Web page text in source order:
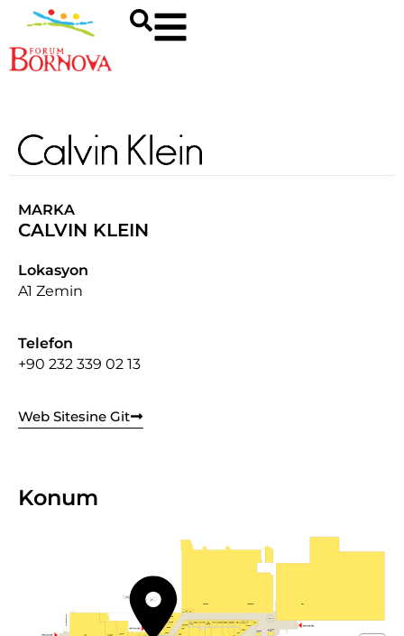
MARKA
CALVIN KLEIN
Lokasyon
A1 Zemin
Telefon
+90 232 339 02 13
Web Sitesine Git
Konum